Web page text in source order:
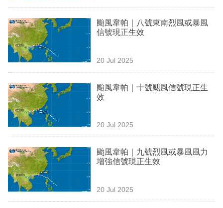
颱風韋帕｜八號東南烈風或暴風
信號現正生效
20 Jul 2025
颱風韋帕｜十號颶風信號現正生
效
20 Jul 2025
颱風韋帕｜九號烈風或暴風風力
增強信號現正生效
20 Jul 2025